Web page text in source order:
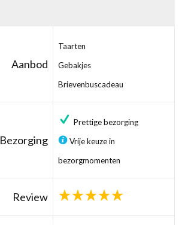
Aanbod
Taarten
Gebakjes
Brievenbuscadeau
Bezorging
Prettige bezorging
Vrije keuze in
bezorgmomenten
Review